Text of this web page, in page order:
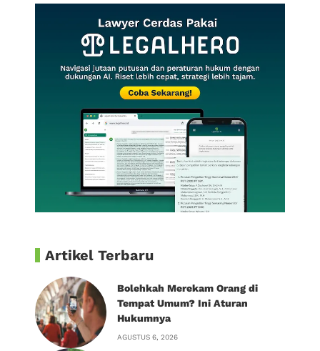
Artikel Terbaru
Bolehkah Merekam Orang di
Tempat Umum? Ini Aturan
Hukumnya
AGUSTUS 6, 2026